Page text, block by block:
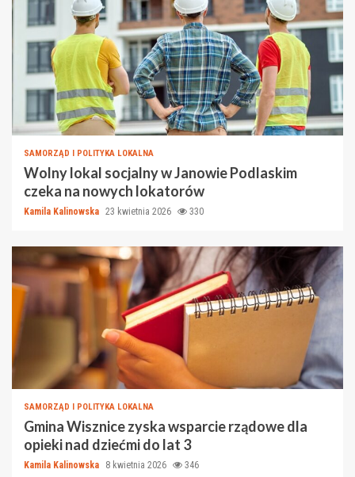
SAMORZĄD I POLITYKA LOKALNA
Wolny lokal socjalny w Janowie Podlaskim
czeka na nowych lokatorów
Kamila Kalinowska 23 kwietnia 2026 330
SAMORZĄD I POLITYKA LOKALNA
Gmina Wisznice zyska wsparcie rządowe dla
opieki nad dziećmi do lat 3
Kamila Kalinowska 8 kwietnia 2026 346